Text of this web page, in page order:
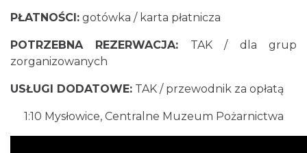
PŁATNOŚCI: gotówka / karta płatnicza
POTRZEBNA REZERWACJA: TAK / dla grup
zorganizowanych
USŁUGI DODATOWE: TAK / przewodnik za opłatą
1:10 Mysłowice, Centralne Muzeum Pożarnictwa